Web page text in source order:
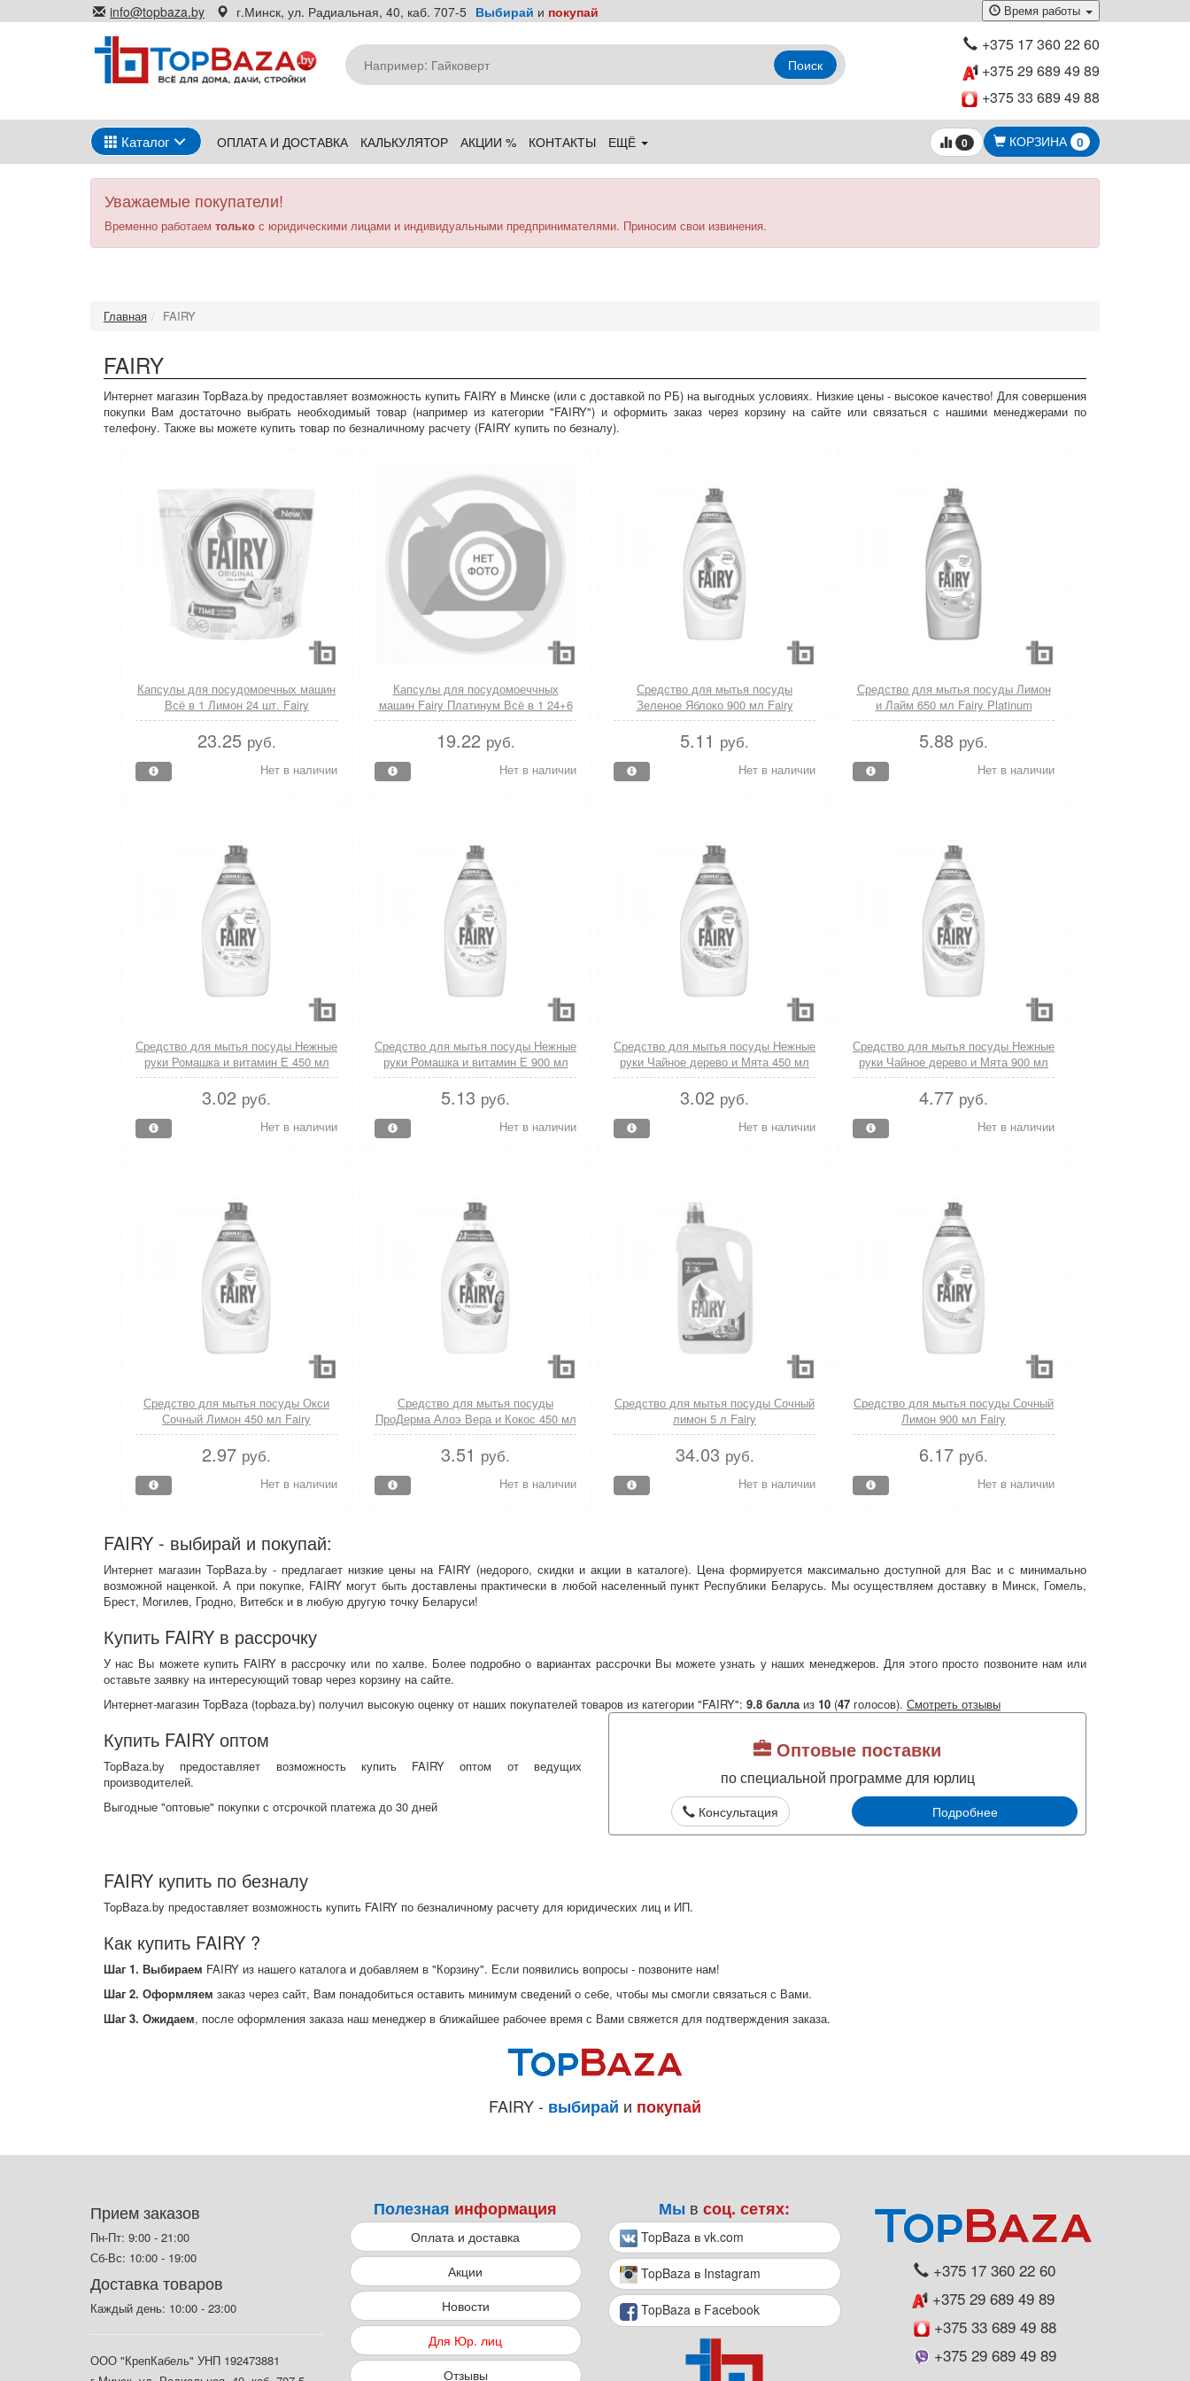
к
Время работы
info@topbaza.by г.Минск, ул. Радиальная, 40, каб. 707-5 Выбирай и покупай
+375 17 360 22 60
+375 29 689 49 89
+375 33 689 49 88
Поиск
Каталог 0 КОРЗИНА 0
ОПЛАТА И ДОСТАВКА КАЛЬКУЛЯТОР АКЦИИ % КОНТАКТЫ ЕЩЁ
Уважаемые покупатели!
Временно работаем только с юридическими лицами и индивидуальными предпринимателями. Приносим свои извинения.
Главная FAIRY
FAIRY
Интернет магазин TopBaza.by предоставляет возможность купить FAIRY в Минске (или с доставкой по РБ) на выгодных условиях. Низкие цены - высокое качество! Для совершения
покупки Вам достаточно выбрать необходимый товар (например из категории "FAIRY") и оформить заказ через корзину на сайте или связаться с нашими менеджерами по
телефону. Также вы можете купить товар по безналичному расчету (FAIRY купить по безналу).
Капсулы для посудомоечных машин
Всё в 1 Лимон 24 шт. Fairy
23.25 руб.
Нет в наличии
Капсулы для посудомоеччных
машин Fairy Платинум Всё в 1 24+6
штук
19.22 руб.
Нет в наличии
Средство для мытья посуды
Зеленое Яблоко 900 мл Fairy
5.11 руб.
Нет в наличии
Средство для мытья посуды Лимон
и Лайм 650 мл Fairy Platinum
5.88 руб.
Нет в наличии
Средство для мытья посуды Нежные
руки Ромашка и витамин Е 450 мл
Fairy
3.02 руб.
Нет в наличии
Средство для мытья посуды Нежные
руки Ромашка и витамин Е 900 мл
Fairy
5.13 руб.
Нет в наличии
Средство для мытья посуды Нежные
руки Чайное дерево и Мята 450 мл
Fairy
3.02 руб.
Нет в наличии
Средство для мытья посуды Нежные
руки Чайное дерево и Мята 900 мл
Fairy
4.77 руб.
Нет в наличии
Средство для мытья посуды Окси
Сочный Лимон 450 мл Fairy
2.97 руб.
Нет в наличии
Средство для мытья посуды
ПроДерма Алоэ Вера и Кокос 450 мл
Fairy
3.51 руб.
Нет в наличии
Средство для мытья посуды Сочный
лимон 5 л Fairy
34.03 руб.
Нет в наличии
Средство для мытья посуды Сочный
Лимон 900 мл Fairy
6.17 руб.
Нет в наличии
FAIRY - выбирай и покупай:
Интернет магазин TopBaza.by - предлагает низкие цены на FAIRY (недорого, скидки и акции в каталоге). Цена формируется максимально доступной для Вас и с минимально
возможной наценкой. А при покупке, FAIRY могут быть доставлены практически в любой населенный пункт Республики Беларусь. Мы осуществляем доставку в Минск, Гомель,
Брест, Могилев, Гродно, Витебск и в любую другую точку Беларуси!
Купить FAIRY в рассрочку
У нас Вы можете купить FAIRY в рассрочку или по халве. Более подробно о вариантах рассрочки Вы можете узнать у наших менеджеров. Для этого просто позвоните нам или
оставьте заявку на интересующий товар через корзину на сайте.
Интернет-магазин TopBaza (topbaza.by) получил высокую оценку от наших покупателей товаров из категории "FAIRY": 9.8 баллаиз 10 (47 голосов). Смотреть отзывы
Купить FAIRY оптом
TopBaza.by предоставляет возможность купить FAIRY оптом от ведущих
производителей.
Выгодные "оптовые" покупки с отсрочкой платежа до 30 дней
Оптовые поставки
по специальной программе для юрлиц
Консультация Подробнее
FAIRY купить по безналу
TopBaza.by предоставляет возможность купить FAIRY по безналичному расчету для юридических лиц и ИП.
Как купить FAIRY ?
Шаг 1. Выбираем FAIRY из нашего каталога и добавляем в "Корзину". Если появились вопросы - позвоните нам!
Шаг 2. Оформляем заказ через сайт, Вам понадобиться оставить минимум сведений о себе, чтобы мы смогли связаться с Вами.
Шаг 3. Ожидаем, после оформления заказа наш менеджер в ближайшее рабочее время с Вами свяжется для подтверждения заказа.
FAIRY - выбирай и покупай
Прием заказов
Пн-Пт: 9:00 - 21:00
Сб-Вс: 10:00 - 19:00
Доставка товаров
Каждый день: 10:00 - 23:00
ООО "КрепКабель" УНП 192473881
Полезная информация
Оплата и доставка
Акции
Новости
Для Юр. лиц
Отзывы
Мы всоц. сетях:
TopBaza в vk.com
TopBaza в Instagram
TopBaza в Facebook
+375 17 360 22 60
+375 29 689 49 89
+375 33 689 49 88
+375 29 689 49 89